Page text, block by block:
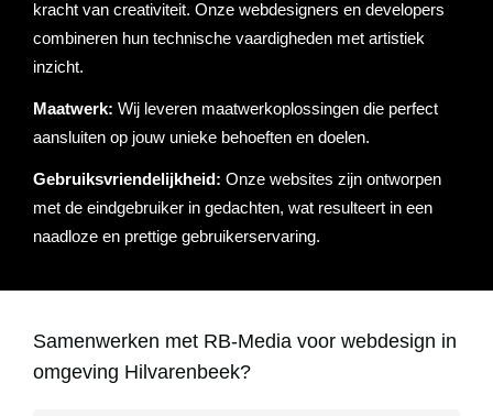
SEO strategie
Google shopping
Linkbuilding uitbesteden
E-mail marketing
uitbesteden
instellen
Contact
076 78 51 526
Samenwerken met RB-Media voor webdesign in
omgeving Hilvarenbeek?
kracht van creativiteit. Onze webdesigners en developers
combineren hun technische vaardigheden met artistiek
inzicht.
Maatwerk: Wij leveren maatwerkoplossingen die perfect
aansluiten op jouw unieke behoeften en doelen.
Gebruiksvriendelijkheid: Onze websites zijn ontworpen
met de eindgebruiker in gedachten, wat resulteert in een
naadloze en prettige gebruikerservaring.